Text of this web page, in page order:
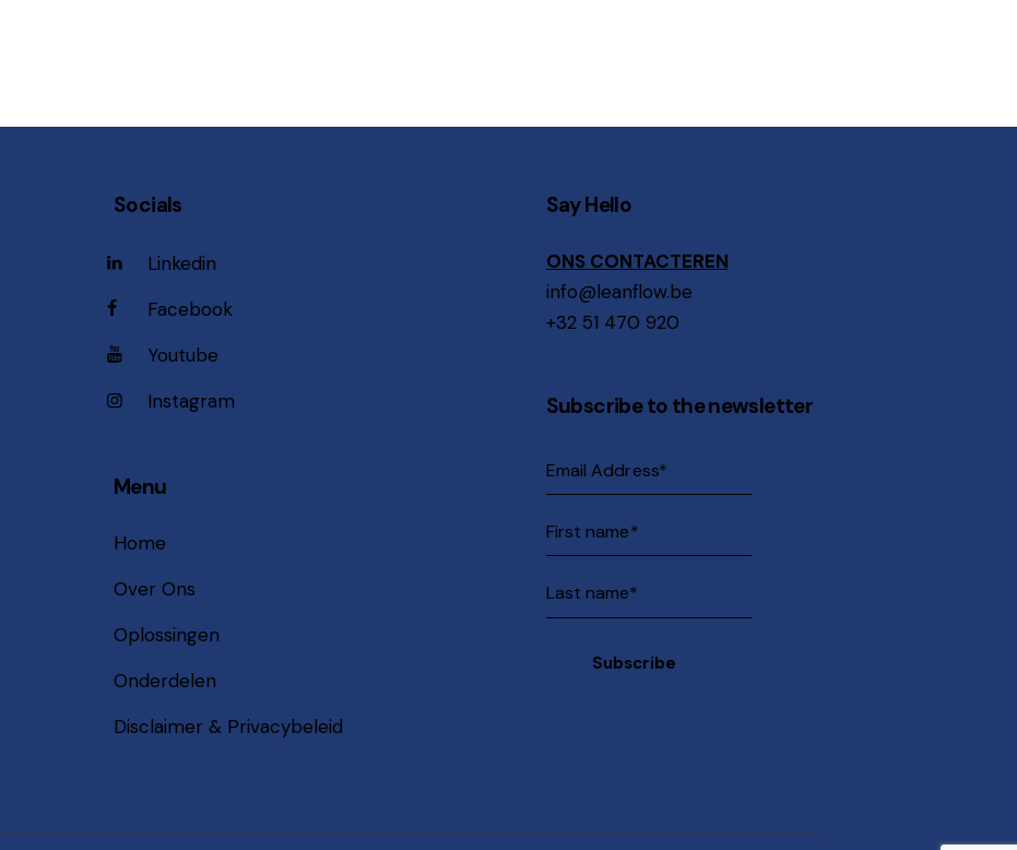
Socials
Linkedin
Facebook
Youtube
Instagram
Menu
Home
Over Ons
Oplossingen
Onderdelen
Disclaimer & Privacybeleid
Say Hello
ONS CONTACTEREN
info@leanflow.be
+32 51 470 920
Subscribe to the newsletter